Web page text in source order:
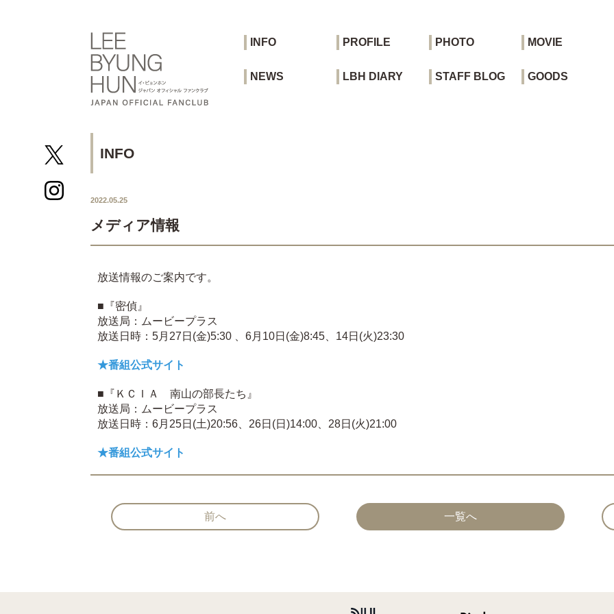
INFO PROFILE PHOTO MOVIE
NEWS LBH DIARY STAFF BLOG GOODS
INFO
2022.05.25
メディア情報
放送情報のご案内です。
■『密偵』
放送局：ムービープラス
放送日時：5月27日(金)5:30 、6月10日(金)8:45、14日(火)23:30
★番組公式サイト
■『ＫＣＩＡ 南山の部長たち』
放送局：ムービープラス
放送日時：6月25日(土)20:56、26日(日)14:00、28日(火)21:00
★番組公式サイト
前へ 一覧へ